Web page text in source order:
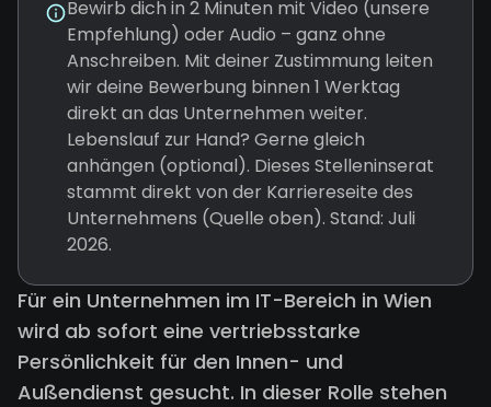
Bewirb dich in 2 Minuten mit Video (unsere
Empfehlung) oder Audio – ganz ohne
Anschreiben. Mit deiner Zustimmung leiten
wir deine Bewerbung binnen 1 Werktag
direkt an das Unternehmen weiter.
Lebenslauf zur Hand? Gerne gleich
anhängen (optional). Dieses Stelleninserat
stammt direkt von der Karriereseite des
Unternehmens (Quelle oben). Stand: Juli
2026.
Für ein Unternehmen im IT-Bereich in Wien
wird ab sofort eine vertriebsstarke
Persönlichkeit für den Innen- und
Außendienst gesucht. In dieser Rolle stehen